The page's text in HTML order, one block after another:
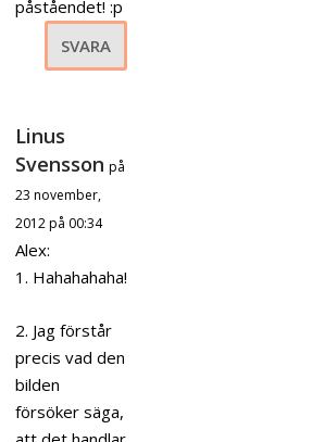
påståendet! :p
SVARA
Linus
Svensson på
23 november,
2012 på 00:34
Alex:
1. Hahahahaha!
2. Jag förstår
precis vad den
bilden
försöker säga,